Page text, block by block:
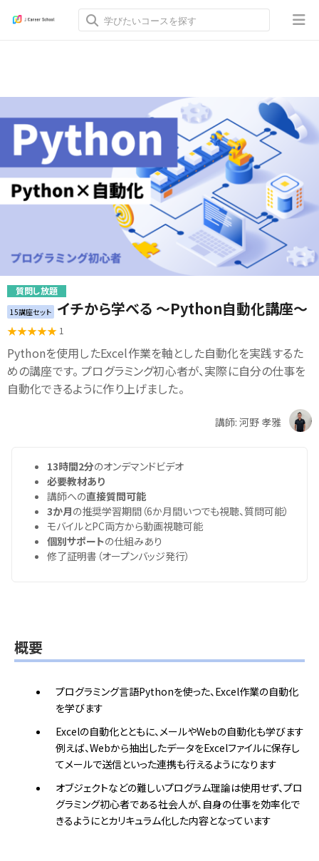
質問し放題
15講座セット イチから学べる ～Python自動化講座～
1
Pythonを使用したExcel作業を軸とした自動化を実践するた
めの講座です。 プログラミング初心者が、実際に自分の仕事を
自動化できるように作り上げました。
講師: 河野 孝雅
13時間2分のオンデマンドビデオ
必要教材あり
講師への直接質問可能
3か月の推奨学習期間（6か月間いつでも視聴、質問可能）
モバイルとPC両方から動画視聴可能
個別サポートの仕組みあり
修了証明書（オープンバッジ発行）
概要
プログラミング言語Pythonを使った、Excel作業の自動化
を学びます
Excelの自動化とともに、メールやWebの自動化も学びます
例えば、Webから抽出したデータをExcelファイルに保存し
てメールで送信といった連携も行えるようになります
オブジェクトなどの難しいプログラム理論は使用せず、プロ
グラミング初心者である社会人が、自身の仕事を効率化で
きるようにとカリキュラム化した内容となっています